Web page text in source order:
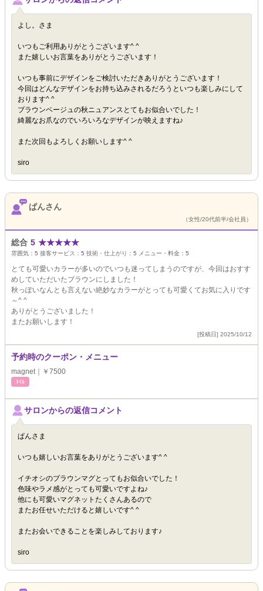
よし。さま
いつもご利用ありがとうございます^ ^
また嬉しいお言葉をありがとうございます！
いつも事前にデザインをご検討いただきありがとうございます！
今回はどんなデザインをお持ち込みされるだろうといつも楽しみにして
おります^ ^
ブラウンベージュの秋ニュアンスとてもお似合いでした！
綺麗なお爪なのでいろいろなデザインが映えますね♪
また次回もよろしくお願いします^ ^
siro
ぱんさん
（女性/20代前半/会社員）
総合 5 ★★★★★
雰囲気： 5 接客サービス： 5 技術・仕上がり： 5 メニュー・料金： 5
とても可愛いカラーが多いのでいつも迷ってしまうのですが、今回はおすす
めしていただいたブラウンにしました！
秋っぽいなんとも言えない絶妙なカラーがとっても可愛くてお気に入りです
～^ ^
ありがとうございました！
またお願いします！
[投稿日] 2025/10/12
予約時のクーポン・メニュー
magnet｜￥7500
ﾈｲﾙ
サロンからの返信コメント
ぱんさま
いつも嬉しいお言葉をありがとうございます^ ^
イチオシのブラウンマグとってもお似合いでした！
色味やラメ感がとっても可愛いですよね♪
他にも可愛いマグネットたくさんあるので
またお任せいただけると嬉しいです^ ^
またお会いできることを楽しみしております♪
siro